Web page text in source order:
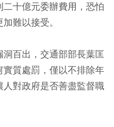
十億元委辦費用，恐怕
難以接受。
百出，交通部部長葉匡
質處罰，僅以不排除年
對政府是否善盡監督職